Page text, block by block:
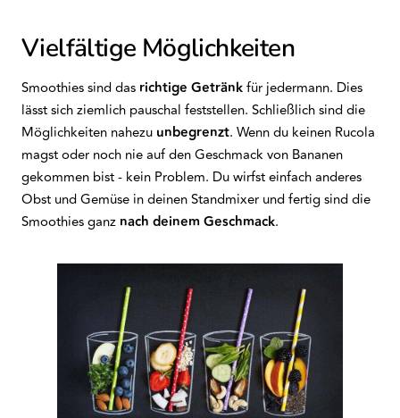
Vielfältige Möglichkeiten
Smoothies sind das richtige Getränkfür jedermann. Dies
lässt sich ziemlich pauschal feststellen. Schließlich sind die
Möglichkeiten nahezu unbegrenzt. Wenn du keinen Rucola
magst oder noch nie auf den Geschmack von Bananen
gekommen bist - kein Problem. Du wirfst einfach anderes
Obst und Gemüse in deinen Standmixer und fertig sind die
Smoothies ganz nach deinem Geschmack.